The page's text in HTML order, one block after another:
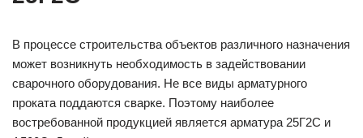
В процессе строительства объектов различного назначения
может возникнуть необходимость в задействовании
сварочного оборудования. Не все виды арматурного
проката поддаются сварке. Поэтому наиболее
востребованной продукцией является арматура 25Г2С и